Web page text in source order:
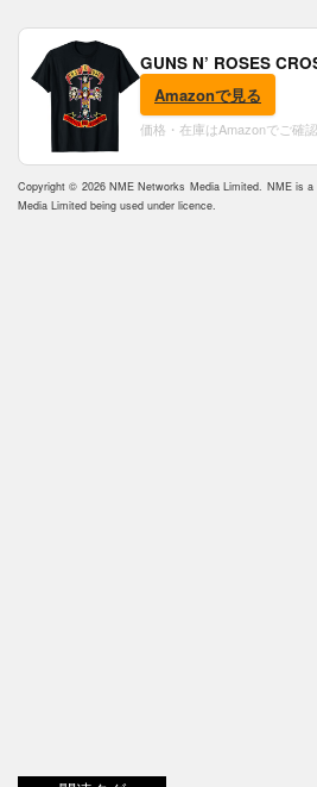
GUNS N’ ROSES
Amazonで見る
価格・在庫はAmazonでご確
Copyright © 2026 NME Networks Media Limited. NME is
Media Limited being used under licence.